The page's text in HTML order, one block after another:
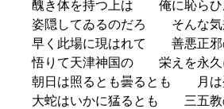
醜き体を持つ上は 俺に恥らひ
姿隠してゐるのだろ そんな気
早く此場に現はれて 善悪正邪
悟りて天津神国の 栄えを永久
朝日は照るとも曇るとも 月は
大蛇はいかに猛るとも 三五教